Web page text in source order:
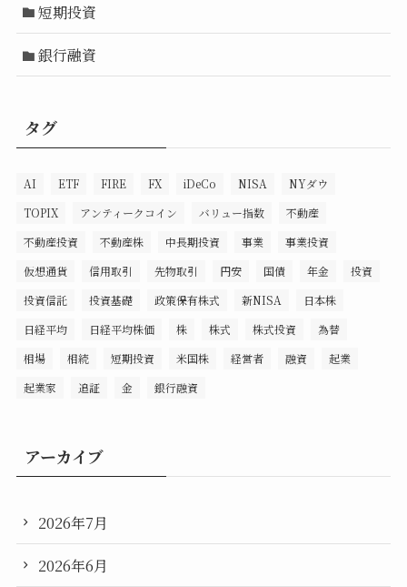
短期投資
銀行融資
タグ
AI ETF FIRE FX iDeCo NISA
NYダウ
TOPIX
アンティークコイン バリュー指数
不動産
不動産投資
不動産株 中長期投資 事業
事業投資
仮想通貨
信用取引 先物取引 円安 国債 年金
投資
投資信託
投資基礎 政策保有株式 新NISA
日本株
日経平均
日経平均株価 株 株式 株式投資
為替
相場
相続 短期投資 米国株 経営者 融資
起業
起業家
追証 金 銀行融資
アーカイブ
2026年7月
2026年6月